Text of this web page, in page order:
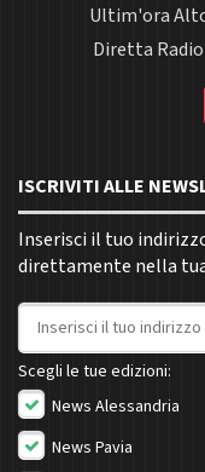
Ultim'ora
Diretta Radio
ISCRIVITI ALLE
Inserisci il tuo
direttamente nella
Indirizzo email
Scegli le tue edizioni:
News Alessandria
News Pavia